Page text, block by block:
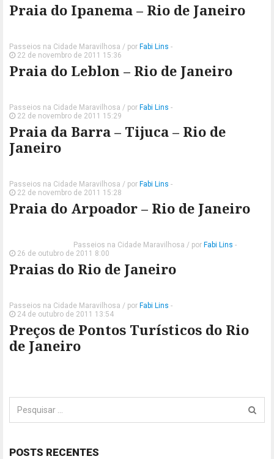
Praia do Ipanema – Rio de Janeiro
Passeios na Cidade Maravilhosa / por Fabi Lins -
22 de novembro de 2011 15:36
Praia do Leblon – Rio de Janeiro
Passeios na Cidade Maravilhosa / por Fabi Lins -
22 de novembro de 2011 15:29
Praia da Barra – Tijuca – Rio de
Janeiro
Passeios na Cidade Maravilhosa / por Fabi Lins -
22 de novembro de 2011 15:28
Praia do Arpoador – Rio de Janeiro
Passeios na Cidade Maravilhosa / por Fabi Lins -
26 de outubro de 2011 8:00
Praias do Rio de Janeiro
Passeios na Cidade Maravilhosa / por Fabi Lins -
24 de outubro de 2011 13:54
Preços de Pontos Turísticos do Rio
de Janeiro
Pesquisar
por:
POSTS RECENTES